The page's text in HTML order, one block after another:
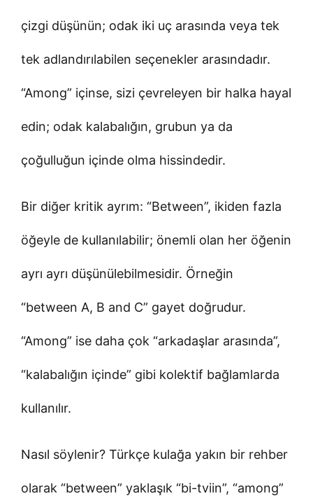
çizgi düşünün; odak iki uç arasında veya tek
tek adlandırılabilen seçenekler arasındadır.
“Among” içinse, sizi çevreleyen bir halka hayal
edin; odak kalabalığın, grubun ya da
çoğulluğun içinde olma hissindedir.
Bir diğer kritik ayrım: “Between”, ikiden fazla
öğeyle de kullanılabilir; önemli olan her öğenin
ayrı ayrı düşünülebilmesidir. Örneğin
“between A, B and C” gayet doğrudur.
“Among” ise daha çok “arkadaşlar arasında”,
“kalabalığın içinde” gibi kolektif bağlamlarda
kullanılır.
Nasıl söylenir? Türkçe kulağa yakın bir rehber
olarak “between” yaklaşık “bi-tviin”, “among”